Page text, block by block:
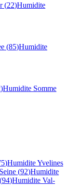
(22)Humidite
(85)Humidite
)Humidite Somme
)HumiditeYvelines
(92)Humidite
(94)Humidite Val-